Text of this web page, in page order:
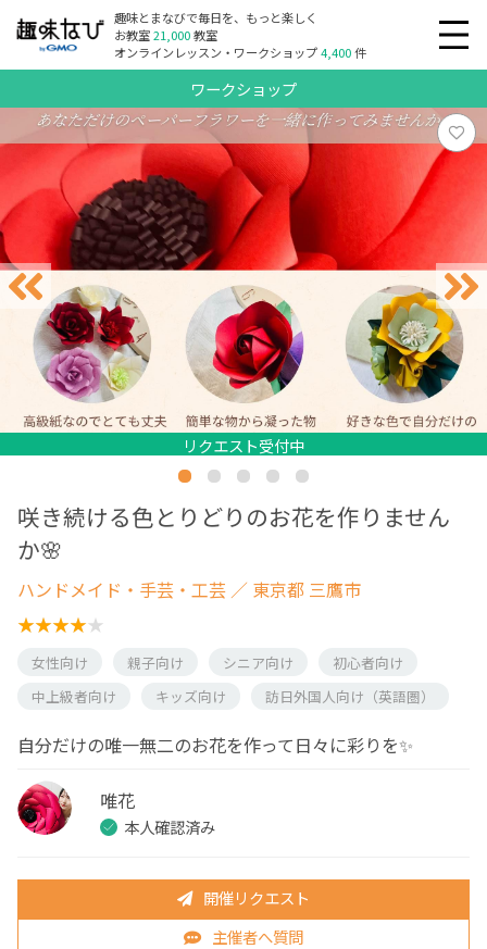
趣味とまなびで毎日を、もっと楽しく
お教室21,000教室
オンラインレッスン・ワークショップ4,400件
ワークショップ
リクエスト受付中
リクエスト受付中
リクエスト受付中
リクエスト受付中
リクエスト受付中
リクエスト受付中
咲き続ける色とりどりのお花を作りません
か🌸
ハンドメイド・手芸・工芸 ／ 東京都 三鷹市
女性向け 親子向け シニア向け
初心者向け
中上級者向け
キッズ向け 訪日外国人向け（英語圏）
自分だけの唯一無二のお花を作って日々に彩りを✨
唯花
本人確認済み
開催リクエスト
主催者へ質問